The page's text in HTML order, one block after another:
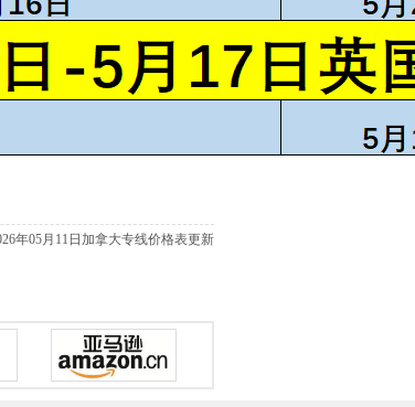
年05月11日加拿大专线价格表更新